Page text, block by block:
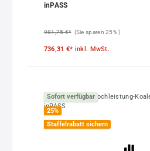
inPASS
981,75 €* (Sie sparen 25% )
736,31 €* inkl. MwSt.
Sofort verfügbar
25%
Staffelrabatt sichern